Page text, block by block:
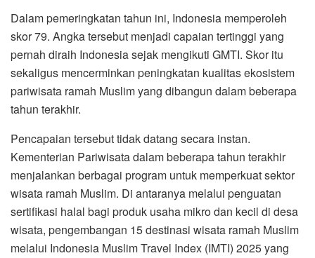
Dalam pemeringkatan tahun ini, Indonesia memperoleh
skor 79. Angka tersebut menjadi capaian tertinggi yang
pernah diraih Indonesia sejak mengikuti GMTI. Skor itu
sekaligus mencerminkan peningkatan kualitas ekosistem
pariwisata ramah Muslim yang dibangun dalam beberapa
tahun terakhir.
Pencapaian tersebut tidak datang secara instan.
Kementerian Pariwisata dalam beberapa tahun terakhir
menjalankan berbagai program untuk memperkuat sektor
wisata ramah Muslim. Di antaranya melalui penguatan
sertifikasi halal bagi produk usaha mikro dan kecil di desa
wisata, pengembangan 15 destinasi wisata ramah Muslim
melalui Indonesia Muslim Travel Index (IMTI) 2025 yang